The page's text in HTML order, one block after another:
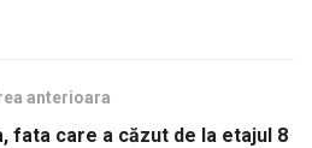
anterioara
fata care a căzut de la etajul 8